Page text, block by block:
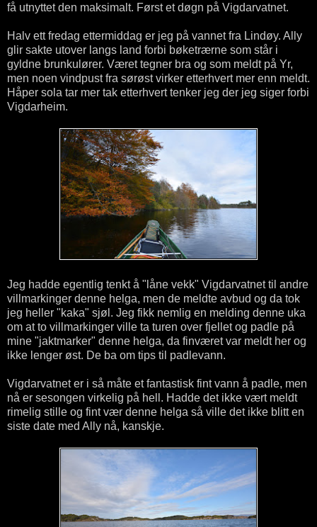
få utnyttet den maksimalt. Først et døgn på Vigdarvatnet.
Halv ett fredag ettermiddag er jeg på vannet fra Lindøy. Ally
glir sakte utover langs land forbi bøketrærne som står i
gyldne brunkulører. Været tegner bra og som meldt på Yr,
men noen vindpust fra sørøst virker etterhvert mer enn meldt.
Håper sola tar mer tak etterhvert tenker jeg der jeg siger forbi
Vigdarheim.
Jeg hadde egentlig tenkt å "låne vekk" Vigdarvatnet til andre
villmarkinger denne helga, men de meldte avbud og da tok
jeg heller "kaka" sjøl. Jeg fikk nemlig en melding denne uka
om at to villmarkinger ville ta turen over fjellet og padle på
mine "jaktmarker" denne helga, da finværet var meldt her og
ikke lenger øst. De ba om tips til padlevann.
Vigdarvatnet er i så måte et fantastisk fint vann å padle, men
nå er sesongen virkelig på hell. Hadde det ikke vært meldt
rimelig stille og fint vær denne helga så ville det ikke blitt en
siste date med Ally nå, kanskje.